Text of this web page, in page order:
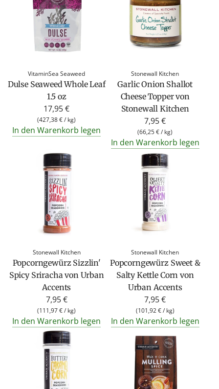
VitaminSea Seaweed
Dulse Seaweed Whole Leaf
1.5 oz
17,95 €
(427,38 €/ kg)
In den Warenkorb legen
Stonewall Kitchen
Garlic Onion Shallot
Cheese Topper von
Stonewall Kitchen
7,95 €
(66,25 €/ kg)
In den Warenkorb legen
Stonewall Kitchen
Popcorngewürz Sizzlin'
Spicy Sriracha von Urban
Accents
7,95 €
(111,97 €/ kg)
In den Warenkorb legen
Stonewall Kitchen
Popcorngewürz Sweet &
Salty Kettle Corn von
Urban Accents
7,95 €
(101,92 €/ kg)
In den Warenkorb legen